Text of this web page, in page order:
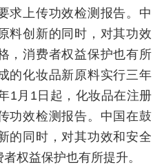
求上传功效检测报告。中
料创新的同时，对其功效
，消费者权益保护也有所
的化妆品新原料实行三年
1月1日起，化妆品在注册
功效检测报告。中国在鼓
的同时，对其功效和安全
权益保护也有所提升。